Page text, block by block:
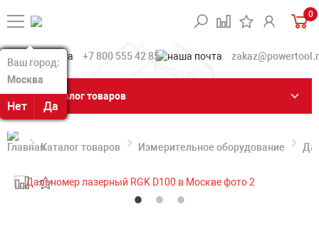
Ваш город:
Москва
Нет Да
Ваш город:
Москва
Нет Да
0
+7 800 555 42 85
Каталог товаров
Каталог товаров Измерительное оборудование